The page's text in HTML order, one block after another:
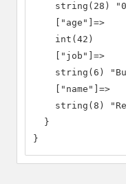
string(28)
    ["age"]=>
    int(42)
    ["job"]=>
string(6)
    ["name"]=>
string(8)
  }
}